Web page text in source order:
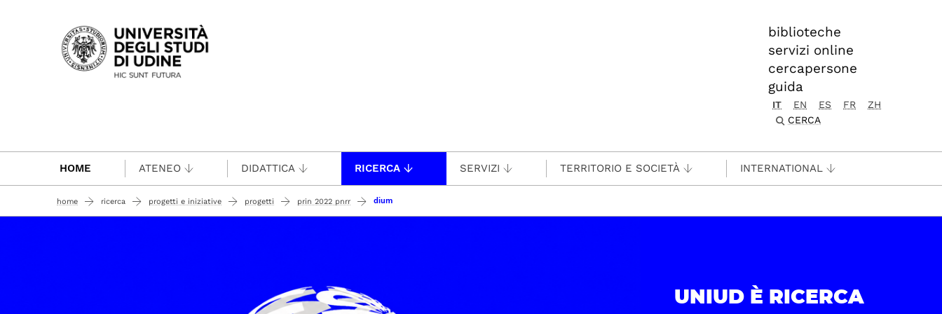
Passa al contenuto principale
biblioteche
servizi online
cercapersone
guida
IT EN ES FR
ZH
CERCA
HOME ATENEO DIDATTICA RICERCA SERVIZI TERRITORIO E SOCIETÀ INTERNATIONAL
home ricerca progetti e iniziative progetti prin 2022 pnrr dium
UNIUD È RICERCA